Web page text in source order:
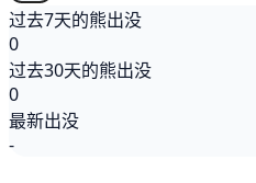
过去7天的熊出没
0
过去30天的熊出没
0
最新出没
-